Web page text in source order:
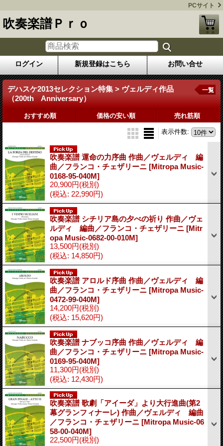
PCサイト
吹奏楽譜Ｐｒｏ
ログイン 新規登録はこちら お問い合せ
デハスケ2013セレクション特集 > ヴェルディ作品
（200th Anniversary）
一覧
おすすめ順 価格の安い順 売れ筋順
表示件数:
吹奏楽譜 運命の力序曲 作曲／ヴェルディ 編
曲／フランコ・チェザリーニ [Mitropa Music-
0168-95-040M]
20,900円(税別)
(税込: 22,990円)
吹奏楽譜 シチリア島の夕べの祈り 作曲／ヴェ
ルディ 編曲／フランコ・チェザリーニ [Mitr
opa Music-0682-00-010M]
13,500円(税別)
(税込: 14,850円)
吹奏楽譜 アロルド序曲 作曲／ヴェルディ 編
曲／フランコ・チェザリーニ [Mitropa Music-
0472-99-040M]
14,200円(税別)
(税込: 15,620円)
吹奏楽譜 ナブッコ序曲 作曲／ヴェルディ 編
曲／フランコ・チェザリーニ [Mitropa Music-
0169-95-040M]
11,300円(税別)
(税込: 12,430円)
吹奏楽譜 歌劇「アイーダ」より大行進曲(第2
幕グランフィナーレ) 作曲／ヴェルディ 編曲
／フランコ・チェザリーニ [Mitropa Music-06
58-00-040M]
22,500円(税別)